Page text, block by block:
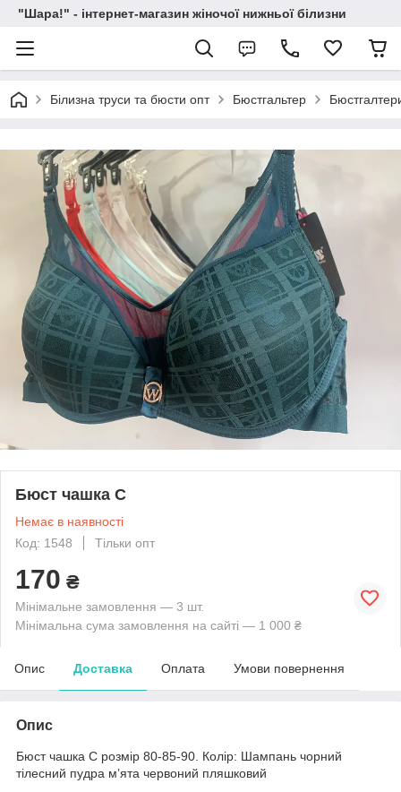
"Шара!" - інтернет-магазин жіночої нижньої білизни
Білизна труси та бюсти опт Бюстгальтер
Бюст чашка С
Немає в наявності
Код: 1548
Тільки опт
170 ₴
Мінімальне замовлення — 3 шт.
Мінімальна сума замовлення на сайті — 1 000 ₴
Опис Доставка Оплата Умови повернення
Опис
Бюст чашка С розмір 80-85-90. Колір: Шампань чорний
тілесний пудра мʼята червоний пляшковий